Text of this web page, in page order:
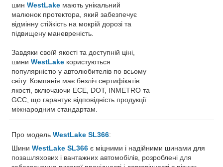
шин WestLake мають унікальний
малюнок протектора, який забезпечує
відмінну стійкість на мокрій дорозі та
підвищену маневреність.
Завдяки своїй якості та доступній ціні,
шини WestLake користуються
популярністю у автолюбителів по всьому
світу. Компанія має безліч сертифікатів
якості, включаючи ECE, DOT, INMETRO та
GCC, що гарантує відповідність продукції
міжнародним стандартам.
Про модель WestLake SL366:
Шини WestLake SL366 є міцними і надійними шинами для
позашляхових і вантажних автомобілів, розроблені для